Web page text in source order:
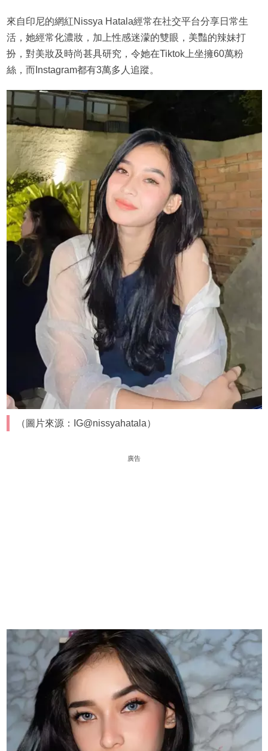
來自印尼的網紅Nissya Hatala經常在社交平台分享日常生
活，她經常化濃妝，加上性感迷濛的雙眼，美豔的辣妹打
扮，對美妝及時尚甚具研究，令她在Tiktok上坐擁60萬粉
絲，而Instagram都有3萬多人追蹤。
（圖片來源：IG@nissyahatala）
廣告